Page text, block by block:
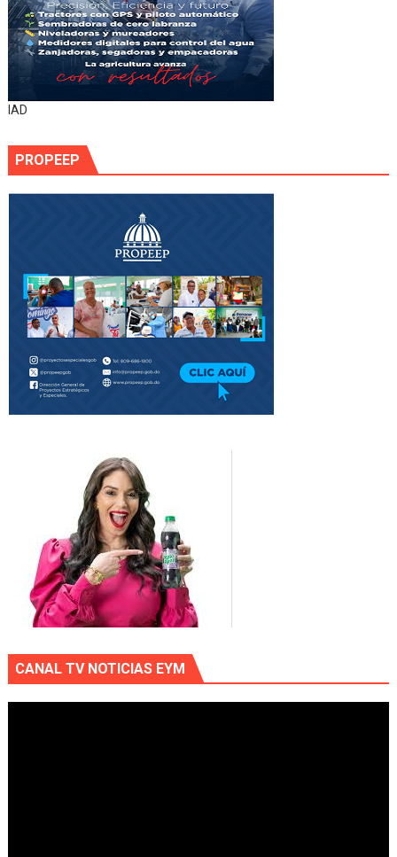
IAD
PROPEEP
CANAL TV NOTICIAS EYM